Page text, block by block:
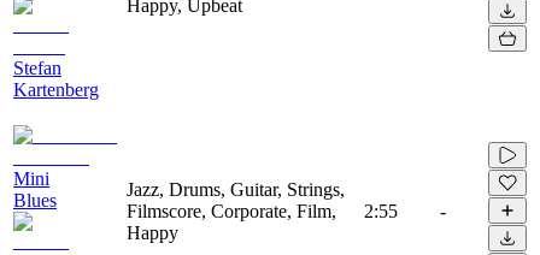
Stefan
Kartenberg
Happy, Upbeat
Mini
Blues
Jazz, Drums, Guitar, Strings,
Filmscore, Corporate, Film,
Happy
2:55 -